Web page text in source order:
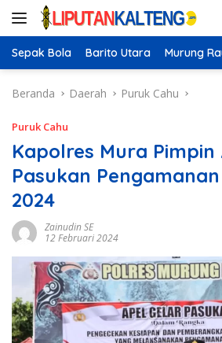
Langsung
Sepak Bola Barito Utara Murung
Beranda Daerah Puruk Cahu
Puruk Cahu
Kapolres Mura
Pasukan Pengamanan
2024
Zainudin SE
12 Februari 2024